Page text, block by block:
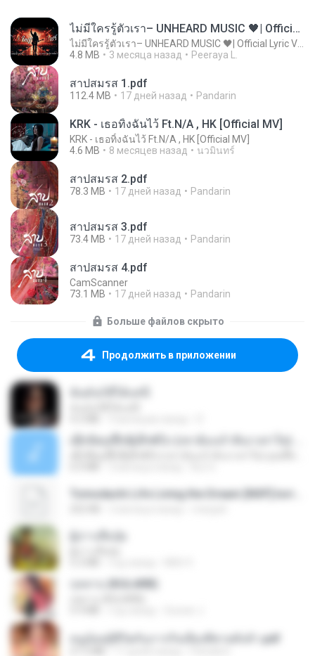
ไม่มีใครรู้ตัวเรา– UNHEARD MUSIC 🖤| Official Lyric Video | เพลงสู้ชีวิต
4.8 MB
3 месяца назад Peeraya L.
สาปสมรส 1.pdf
112.4 MB 17 дней назад Pandarin
KRK - เธอทิ้งฉันไว้ Ft.N/A , HK [Official MV]
KRK - เธอทิ้งฉันไว้ Ft.N/A , HK [Official MV]
4.6 MB
8 месяцев назад นวมินทร์
สาปสมรส 2.pdf
78.3 MB 17 дней назад Pandarin
สาปสมรส 3.pdf
73.4 MB 17 дней назад Pandarin
สาปสมรส 4.pdf
CamScanner
73.1 MB
17 дней назад Pandarin
Больше файлов скрыто
Продолжить в приложении
กุหลาบ (KULARB)
หนูน้อยสู้ชีวิตกับภารกิจเลี้ยงพี่ชายทั้งห้า.pdf